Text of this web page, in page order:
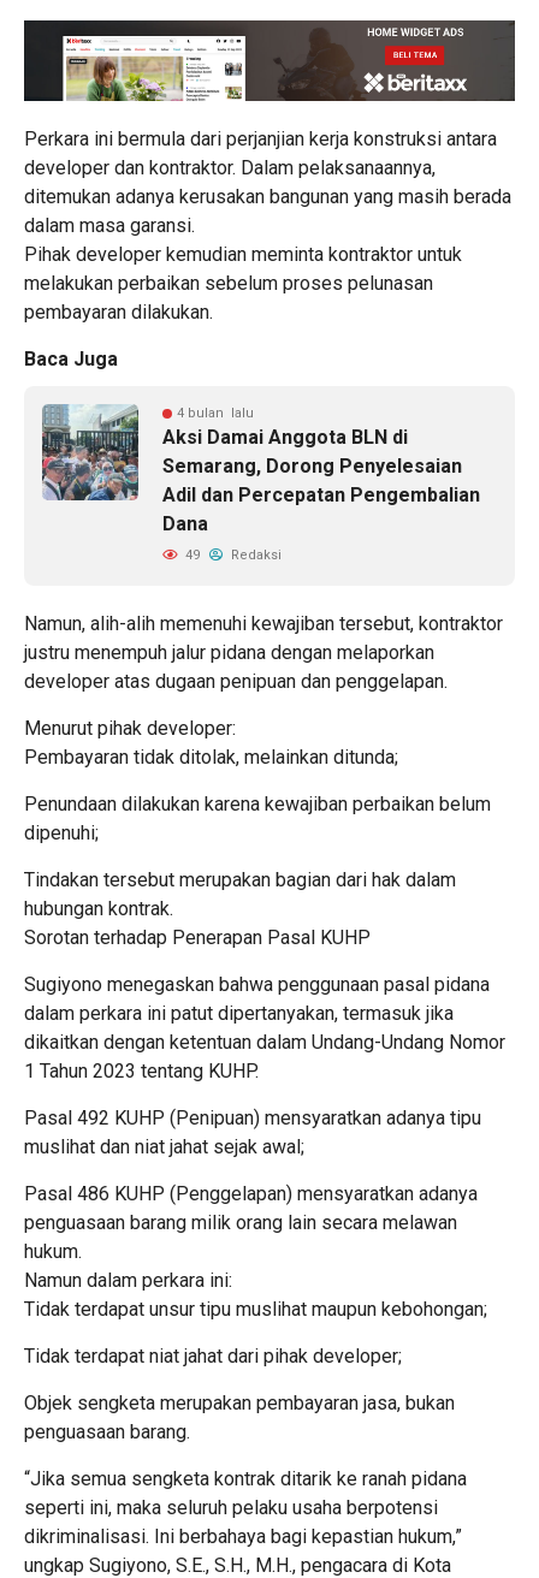
Perkara ini bermula dari perjanjian kerja konstruksi antara
developer dan kontraktor. Dalam pelaksanaannya,
ditemukan adanya kerusakan bangunan yang masih berada
dalam masa garansi.
Pihak developer kemudian meminta kontraktor untuk
melakukan perbaikan sebelum proses pelunasan
pembayaran dilakukan.
Baca Juga
4 bulan lalu
Aksi Damai Anggota BLN di
Semarang, Dorong Penyelesaian
Adil dan Percepatan Pengembalian
Dana
49 Redaksi
Namun, alih-alih memenuhi kewajiban tersebut, kontraktor
justru menempuh jalur pidana dengan melaporkan
developer atas dugaan penipuan dan penggelapan.
Menurut pihak developer:
Pembayaran tidak ditolak, melainkan ditunda;
Penundaan dilakukan karena kewajiban perbaikan belum
dipenuhi;
Tindakan tersebut merupakan bagian dari hak dalam
hubungan kontrak.
Sorotan terhadap Penerapan Pasal KUHP
Sugiyono menegaskan bahwa penggunaan pasal pidana
dalam perkara ini patut dipertanyakan, termasuk jika
dikaitkan dengan ketentuan dalam Undang-Undang Nomor
1 Tahun 2023 tentang KUHP.
Pasal 492 KUHP (Penipuan) mensyaratkan adanya tipu
muslihat dan niat jahat sejak awal;
Pasal 486 KUHP (Penggelapan) mensyaratkan adanya
penguasaan barang milik orang lain secara melawan
hukum.
Namun dalam perkara ini:
Tidak terdapat unsur tipu muslihat maupun kebohongan;
Tidak terdapat niat jahat dari pihak developer;
Objek sengketa merupakan pembayaran jasa, bukan
penguasaan barang.
“Jika semua sengketa kontrak ditarik ke ranah pidana
seperti ini, maka seluruh pelaku usaha berpotensi
dikriminalisasi. Ini berbahaya bagi kepastian hukum,”
ungkap Sugiyono, S.E., S.H., M.H., pengacara di Kota